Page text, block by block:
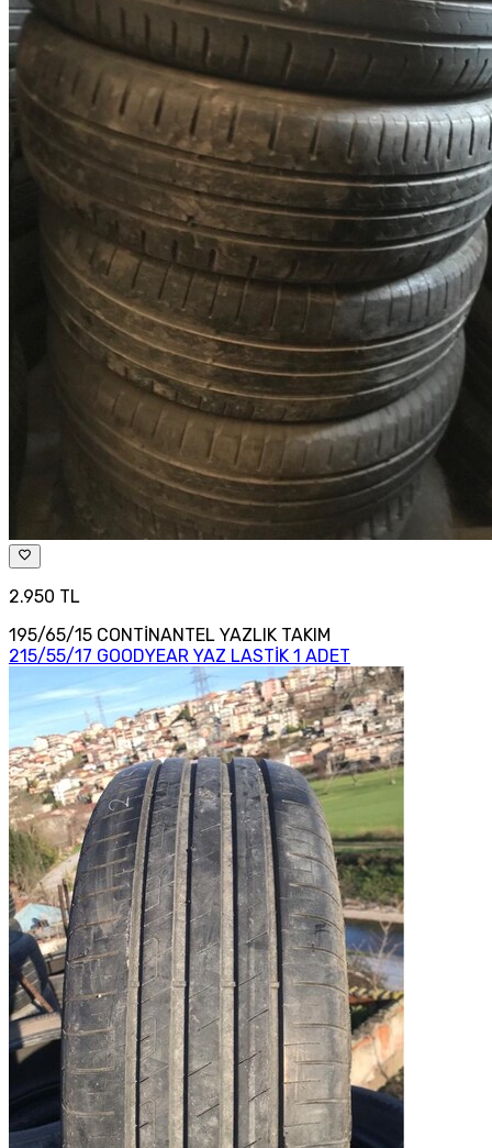
2.950 TL
195/65/15 CONTİNANTEL YAZLIK TAKIM
215/55/17 GOODYEAR YAZ LASTİK 1 ADET